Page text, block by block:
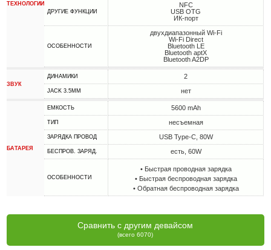
ТЕХНОЛОГИИ
ДРУГИЕ ФУНКЦИИ
NFC
USB OTG
ИК-порт
ОСОБЕННОСТИ
двухдиапазонный Wi-Fi
Wi-Fi Direct
Bluetooth LE
Bluetooth aptX
Bluetooth A2DP
ЗВУК
ДИНАМИКИ 2
JACK 3.5MM нет
БАТАРЕЯ
ЕМКОСТЬ 5600 mAh
ТИП несъемная
ЗАРЯДКА ПРОВОД USB Type-C, 80W
БЕСПРОВ. ЗАРЯД. есть, 60W
ОСОБЕННОСТИ
• Быстрая проводная зарядка
• Быстрая беспроводная зарядка
• Обратная беспроводная зарядка
Сравнить с другим девайсом
(всего 6070)